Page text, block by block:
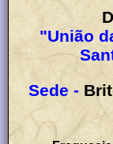
"União
Sede -